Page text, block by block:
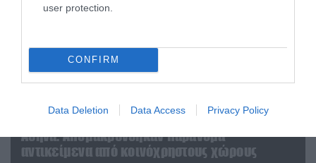
user protection.
CONFIRM
Data Deletion Data Access Privacy Policy
«Επιχείρηση ελεύθερα πεζοδρόμια» στην
Αθήνα: Απομακρύνθηκαν παράνομα
αντικείμενα από κοινόχρηστους χώρους